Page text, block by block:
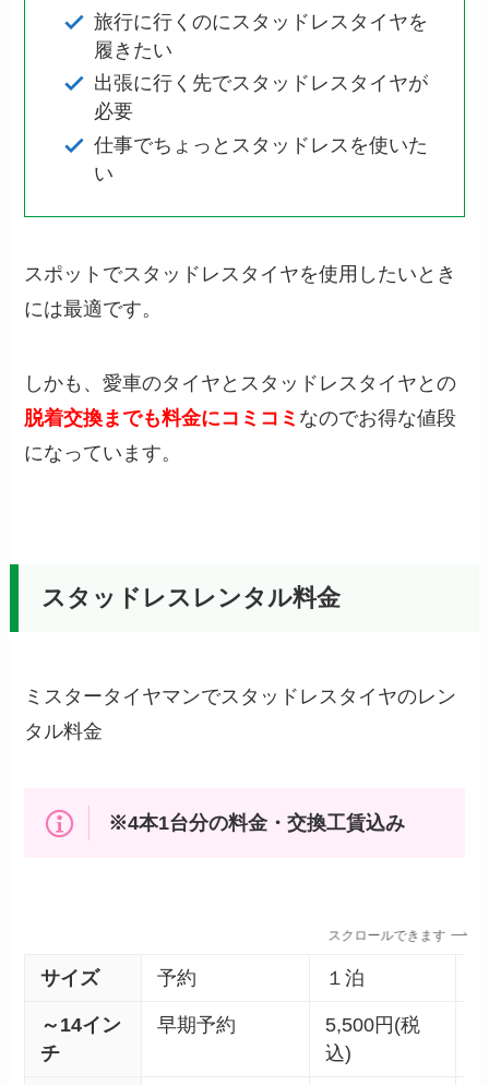
旅行に行くのにスタッドレスタイヤを
履きたい
出張に行く先でスタッドレスタイヤが
必要
仕事でちょっとスタッドレスを使いた
い
スポットでスタッドレスタイヤを使用したいとき
には最適です。
しかも、愛車のタイヤとスタッドレスタイヤとの
脱着交換までも料金にコミコミ なのでお得な値段
になっています。
スタッドレスレンタル料金
ミスタータイヤマンでスタッドレスタイヤのレン
タル料金
※4本1台分の料金・交換工賃込み
スクロールできます
サイズ 予約 １泊
～14イン
チ
早期予約
5,500円(税
込)